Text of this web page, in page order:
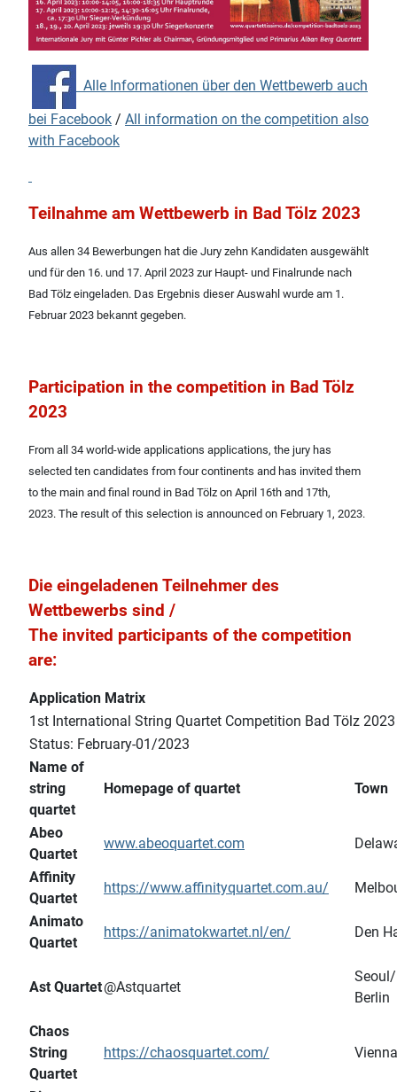
Alle Informationen über den Wettbewerb auch
bei Facebook / All information on the competition also
with Facebook
Teilnahme am Wettbewerb in Bad Tölz 2023
Aus allen 34 Bewerbungen hat die Jury zehn Kandidaten ausgewählt
und für den 16. und 17. April 2023 zur Haupt- und Finalrunde nach
Bad Tölz eingeladen. Das Ergebnis dieser Auswahl wurde am 1.
Februar 2023 bekannt gegeben.
Participation in the competition in Bad Tölz
2023
From all 34 world-wide applications applications, the jury has
selected ten candidates from four continents and has invited them
to the main and final round in Bad Tölz on April 16th and 17th,
2023. The result of this selection is announced on February 1, 2023.
Die eingeladenen Teilnehmer des
Wettbewerbs sind /
The invited participants of the competition
are:
Application Matrix
1st International String Quartet Competition Bad Tölz
Status: February-01/2023
Name of
string
quartet
Homepage of quartet Town
Abeo
Quartet
www.abeoquartet.com
Affinity
Quartet
https://www.affinityquartet.com.au/
Animato
Quartet
https://animatokwartet.nl/en/ Den
Ast Quartet@Astquartet
Seoul/
Berlin
Chaos
String
Quartet
https://chaosquartet.com/ Vienna